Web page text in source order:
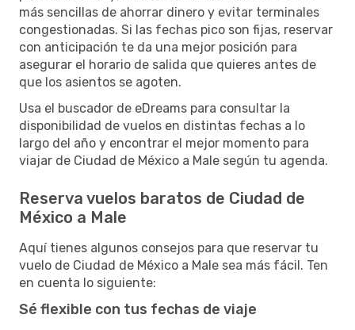
más sencillas de ahorrar dinero y evitar terminales
congestionadas. Si las fechas pico son fijas, reservar
con anticipación te da una mejor posición para
asegurar el horario de salida que quieres antes de
que los asientos se agoten.
Usa el buscador de eDreams para consultar la
disponibilidad de vuelos en distintas fechas a lo
largo del año y encontrar el mejor momento para
viajar de Ciudad de México a Male según tu agenda.
Reserva vuelos baratos de Ciudad de
México a Male
Aquí tienes algunos consejos para que reservar tu
vuelo de Ciudad de México a Male sea más fácil. Ten
en cuenta lo siguiente:
Sé flexible con tus fechas de viaje